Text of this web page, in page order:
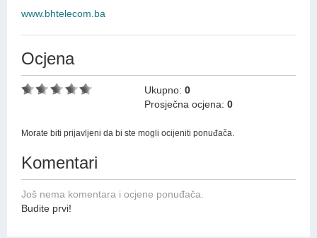
www.bhtelecom.ba
Ocjena
Ukupno:0
Prosječna ocjena:0
Morate biti prijavljeni da bi ste mogli ocijeniti ponuđača.
Komentari
Još nema komentara i ocjene ponuđača.
Budite prvi!